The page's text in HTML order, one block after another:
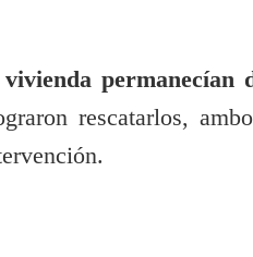
permanecían
rescatarlos,